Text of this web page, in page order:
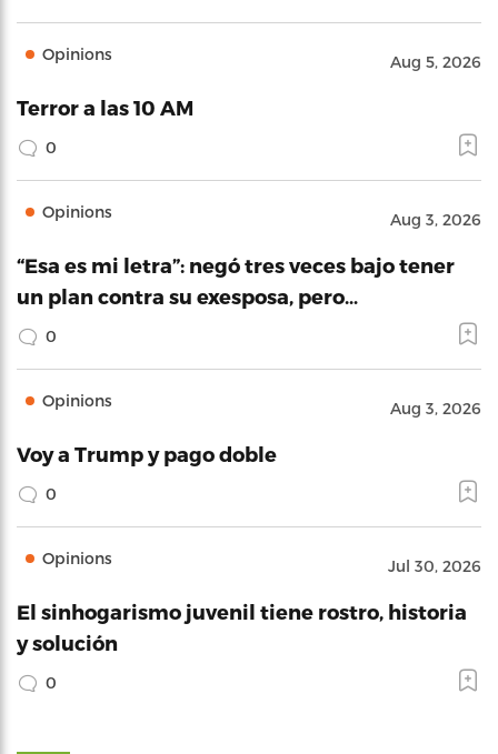
Opinions Aug 5, 2026
Terror a las 10 AM
0
Opinions Aug 3, 2026
“Esa es mi letra”: negó tres veces bajo tener
un plan contra su exesposa, pero…
0
Opinions Aug 3, 2026
Voy a Trump y pago doble
0
Opinions Jul 30, 2026
El sinhogarismo juvenil tiene rostro, historia
y solución
0